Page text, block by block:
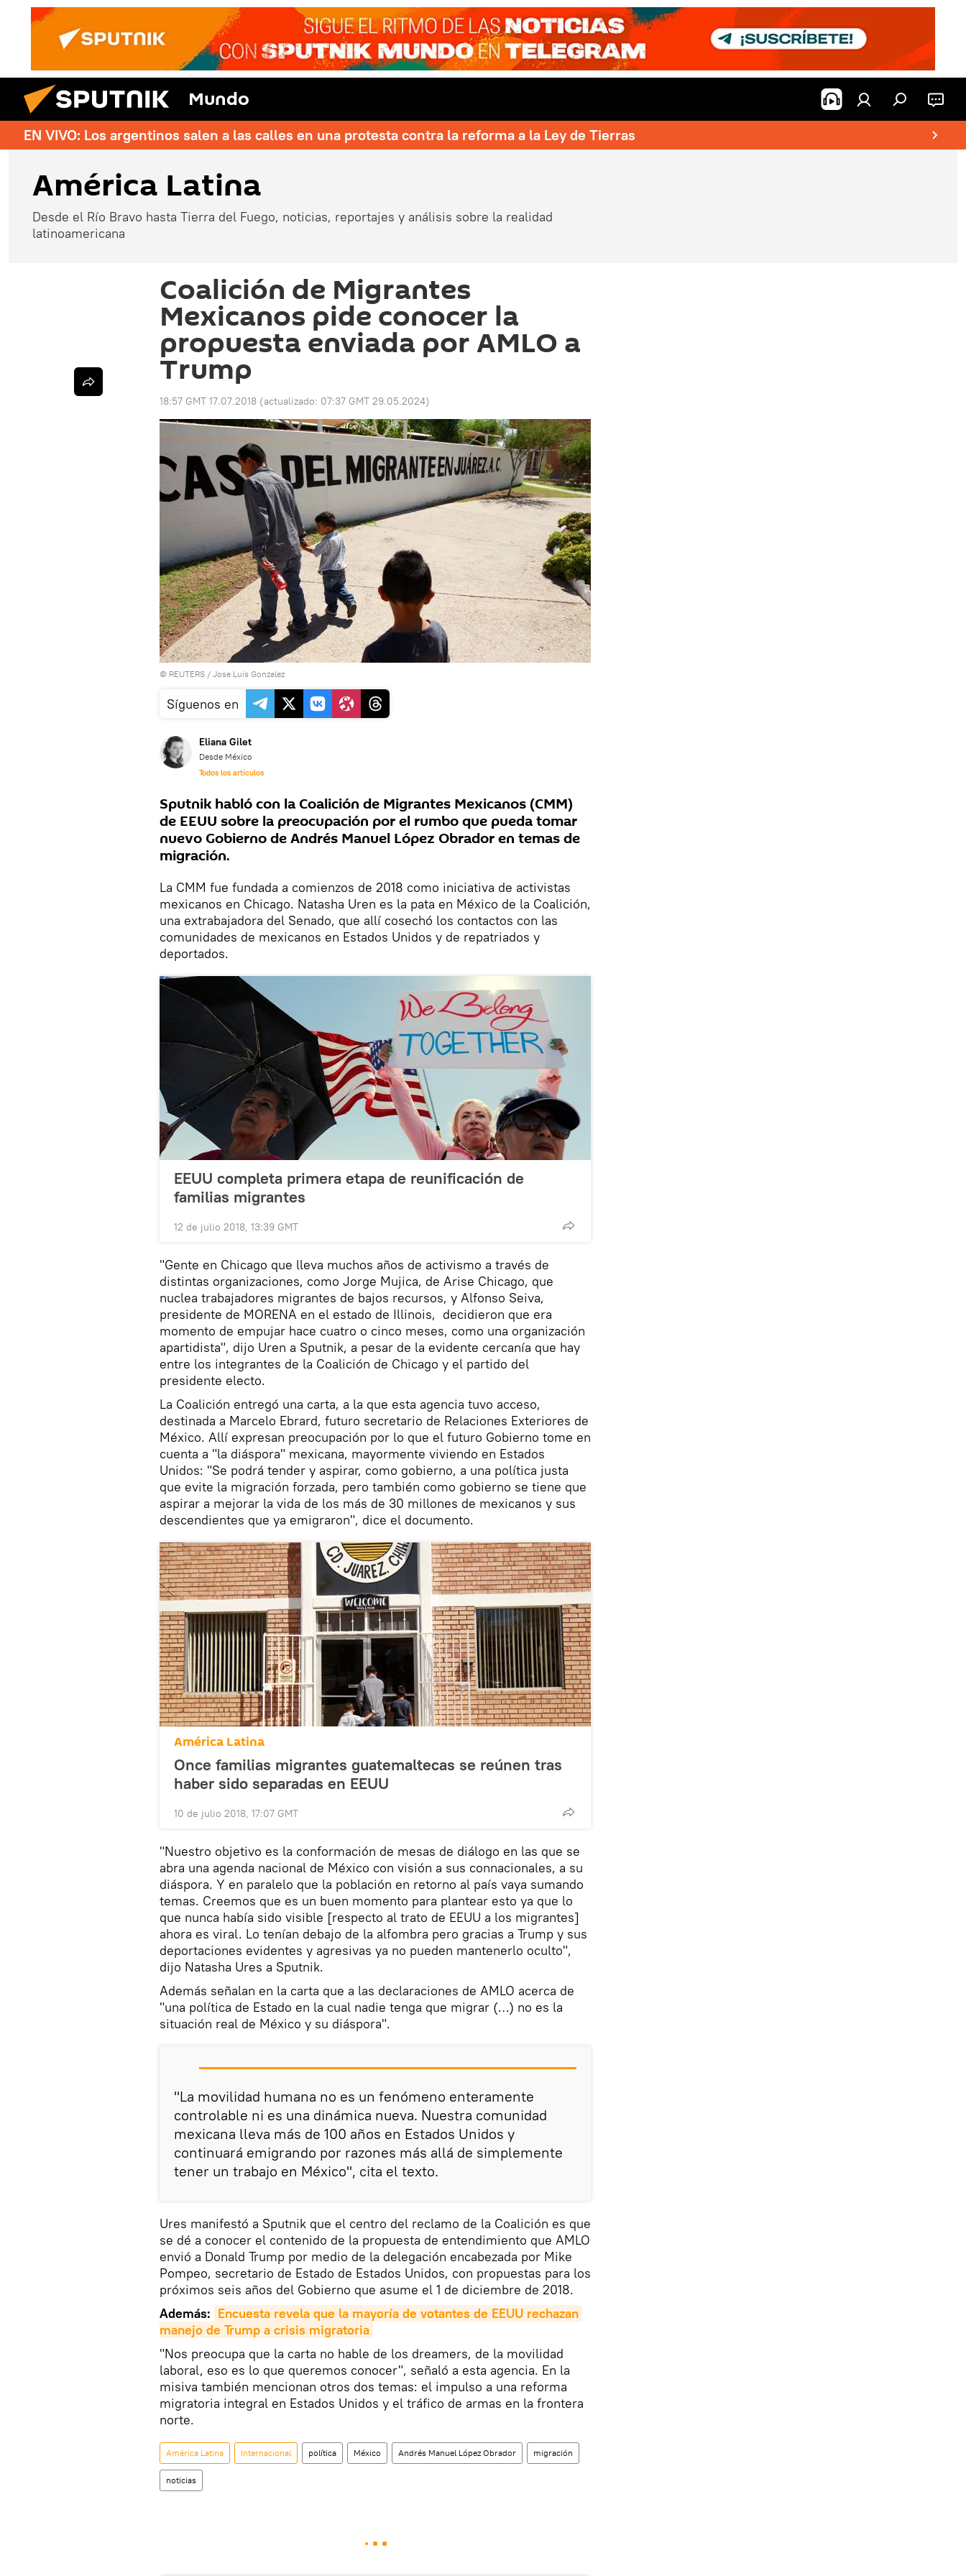
Mundo
EN VIVO: Los argentinos salen a las calles en una protesta contra la reforma a la Ley de Tierras
América Latina
Desde el Río Bravo hasta Tierra del Fuego, noticias, reportajes y análisis sobre la realidad
latinoamericana
Coalición de Migrantes
Mexicanos pide conocer la
propuesta enviada por AMLO a
Trump
18:57 GMT 17.07.2018 (actualizado: 07:37 GMT 29.05.2024)
© REUTERS / Jose Luis Gonzalez
Síguenos en
Eliana Gilet
Desde México
Todos los artículos
Sputnik habló con la Coalición de Migrantes Mexicanos (CMM)
de EEUU sobre la preocupación por el rumbo que pueda tomar
nuevo Gobierno de Andrés Manuel López Obrador en temas de
migración.
La CMM fue fundada a comienzos de 2018 como iniciativa de activistas
mexicanos en Chicago. Natasha Uren es la pata en México de la Coalición,
una extrabajadora del Senado, que allí cosechó los contactos con las
comunidades de mexicanos en Estados Unidos y de repatriados y
deportados.
EEUU completa primera etapa de reunificación de
familias migrantes
12 de julio 2018, 13:39 GMT
"Gente en Chicago que lleva muchos años de activismo a través de
distintas organizaciones, como Jorge Mujica, de Arise Chicago, que
nuclea trabajadores migrantes de bajos recursos, y Alfonso Seiva,
presidente de MORENA en el estado de Illinois, decidieron que era
momento de empujar hace cuatro o cinco meses, como una organización
apartidista", dijo Uren a Sputnik, a pesar de la evidente cercanía que hay
entre los integrantes de la Coalición de Chicago y el partido del
presidente electo.
La Coalición entregó una carta, a la que esta agencia tuvo acceso,
destinada a Marcelo Ebrard, futuro secretario de Relaciones Exteriores de
México. Allí expresan preocupación por lo que el futuro Gobierno tome en
cuenta a "la diáspora" mexicana, mayormente viviendo en Estados
Unidos: "Se podrá tender y aspirar, como gobierno, a una política justa
que evite la migración forzada, pero también como gobierno se tiene que
aspirar a mejorar la vida de los más de 30 millones de mexicanos y sus
descendientes que ya emigraron", dice el documento.
América Latina
Once familias migrantes guatemaltecas se reúnen tras
haber sido separadas en EEUU
10 de julio 2018, 17:07 GMT
"Nuestro objetivo es la conformación de mesas de diálogo en las que se
abra una agenda nacional de México con visión a sus connacionales, a su
diáspora. Y en paralelo que la población en retorno al país vaya sumando
temas. Creemos que es un buen momento para plantear esto ya que lo
que nunca había sido visible [respecto al trato de EEUU a los migrantes]
ahora es viral. Lo tenían debajo de la alfombra pero gracias a Trump y sus
deportaciones evidentes y agresivas ya no pueden mantenerlo oculto",
dijo Natasha Ures a Sputnik.
Además señalan en la carta que a las declaraciones de AMLO acerca de
"una política de Estado en la cual nadie tenga que migrar (…) no es la
situación real de México y su diáspora".
"La movilidad humana no es un fenómeno enteramente
controlable ni es una dinámica nueva. Nuestra comunidad
mexicana lleva más de 100 años en Estados Unidos y
continuará emigrando por razones más allá de simplemente
tener un trabajo en México", cita el texto.
Ures manifestó a Sputnik que el centro del reclamo de la Coalición es que
se dé a conocer el contenido de la propuesta de entendimiento que AMLO
envió a Donald Trump por medio de la delegación encabezada por Mike
Pompeo, secretario de Estado de Estados Unidos, con propuestas para los
próximos seis años del Gobierno que asume el 1 de diciembre de 2018.
Además: Encuesta revela que la mayoría de votantes de EEUU rechazan
manejo de Trump a crisis migratoria
"Nos preocupa que la carta no hable de los dreamers, de la movilidad
laboral, eso es lo que queremos conocer", señaló a esta agencia. En la
misiva también mencionan otros dos temas: el impulso a una reforma
migratoria integral en Estados Unidos y el tráfico de armas en la frontera
norte.
América Latina Internacional política México Andrés Manuel López Obrador migración
noticias